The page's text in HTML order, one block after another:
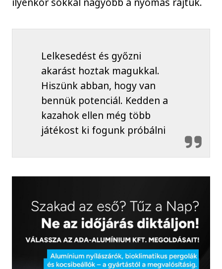
Lelkesedést és győzni
akarást hoztak magukkal.
Hiszünk abban, hogy van
bennük potenciál. Kedden a
kazahok ellen még több
játékost ki fogunk próbálni